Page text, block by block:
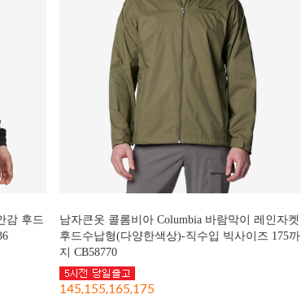
감 후드
남자큰옷 콜롬비아 Columbia 바람막이 레인자켓
후드수납형(다양한색상)-직수입 빅사이즈 175까
지 CB58770
145,155,165,175